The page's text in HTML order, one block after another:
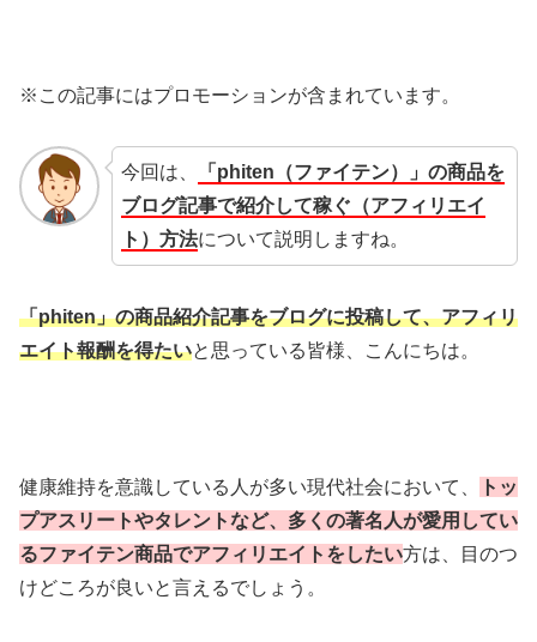
※この記事にはプロモーションが含まれています。
今回は、
「phiten（ファイテン）」の商品を
ブログ記事で紹介して稼ぐ（アフィリエイ
ト）方法について説明しますね。
「phiten」の商品紹介記事をブログに投稿して、アフィリ
エイト報酬を得たいと思っている皆様、こんにちは。
健康維持を意識している人が多い現代社会において、
トッ
プアスリートやタレントなど、多くの著名人が愛用してい
るファイテン商品でアフィリエイトをしたい方は、目のつ
けどころが良いと言えるでしょう。